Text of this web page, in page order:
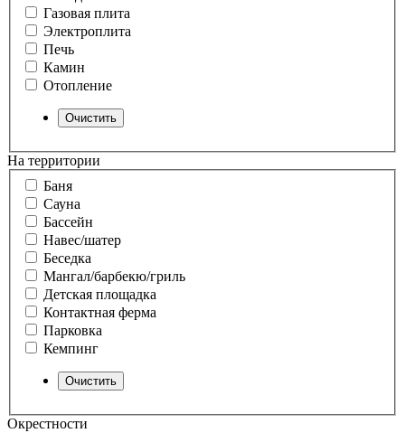
Газовая плита
Электроплита
Печь
Камин
Отопление
На территории
Баня
Сауна
Бассейн
Навес/шатер
Беседка
Мангал/барбекю/гриль
Детская площадка
Контактная ферма
Парковка
Кемпинг
Окрестности